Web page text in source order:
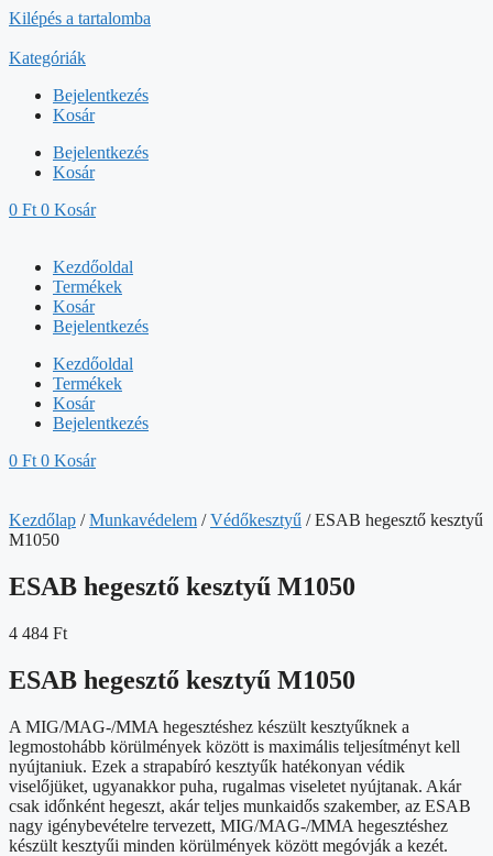
Kilépés a tartalomba
Kategóriák
Bejelentkezés
Kosár
Bejelentkezés
Kosár
0 Ft 0 Kosár
Kezdőoldal
Termékek
Kosár
Bejelentkezés
Kezdőoldal
Termékek
Kosár
Bejelentkezés
0 Ft 0 Kosár
Kezdőlap /Munkavédelem /Védőkesztyű / ESAB hegesztő kesztyű
M1050
ESAB hegesztő kesztyű M1050
4 484 Ft
ESAB hegesztő kesztyű M1050
A MIG/MAG-/MMA hegesztéshez készült kesztyűknek a
legmostohább körülmények között is maximális teljesítményt kell
nyújtaniuk. Ezek a strapabíró kesztyűk hatékonyan védik
viselőjüket, ugyanakkor puha, rugalmas viseletet nyújtanak. Akár
csak időnként hegeszt, akár teljes munkaidős szakember, az ESAB
nagy igénybevételre tervezett, MIG/MAG-/MMA hegesztéshez
készült kesztyűi minden körülmények között megóvják a kezét.